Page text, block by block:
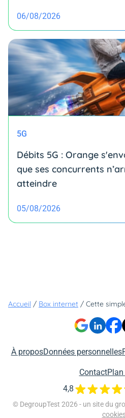
06/08/2026
5G
Débits 5G : Orange
que ses concurrents
atteindre
05/08/2026
Accueil / Box internet /
À proposDonnées personnelles
ContactPlan
© DegroupTest 2026 - un site du
4,8